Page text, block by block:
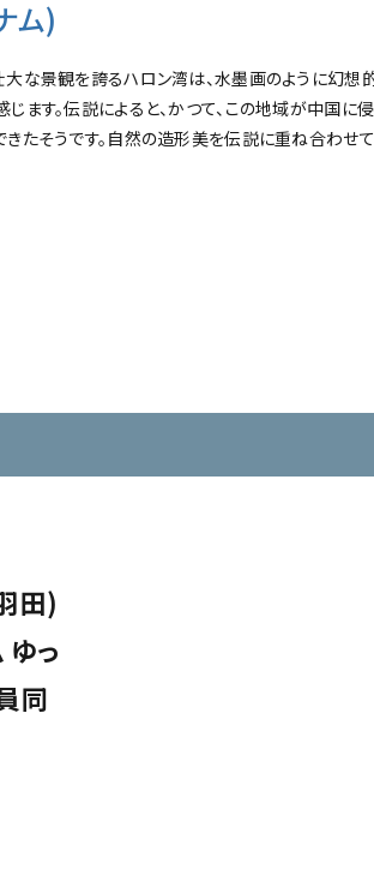
ム)
大な景観を誇るハロン湾は、水墨画のように幻
ます。伝説によると、かつて、この地域が中国
たそうです。自然の造形美を伝説に重ね合わせ
田)
ゆっ
同